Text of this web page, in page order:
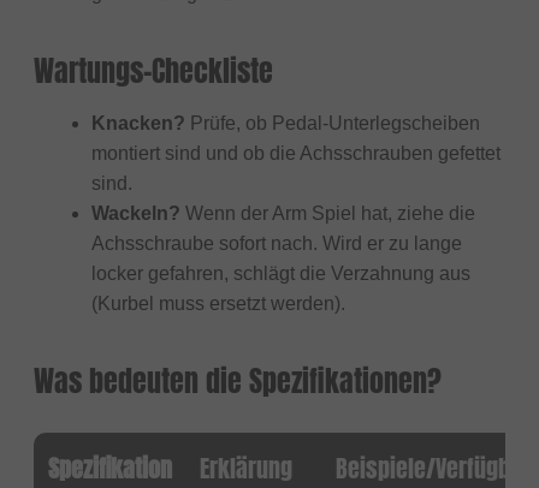
Wartungs-Checkliste
Knacken? Prüfe, ob Pedal-Unterlegscheiben
montiert sind und ob die Achsschrauben gefettet
sind.
Wackeln? Wenn der Arm Spiel hat, ziehe die
Achsschraube sofort nach. Wird er zu lange
locker gefahren, schlägt die Verzahnung aus
(Kurbel muss ersetzt werden).
Was bedeuten die Spezifikationen?
Spezifikation Erklärung Beispiele/Verfügbar